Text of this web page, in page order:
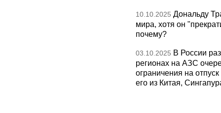
10.10.2025 Дональду
мира, хотя он
почему?
03.10.2025 В России
регионах на АЗС
ограничения на
его из Китая,